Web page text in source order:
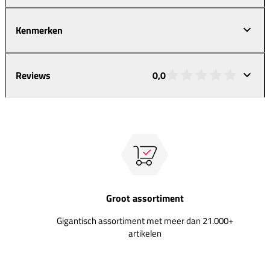
Kenmerken
Reviews 0,0
Groot assortiment
Gigantisch assortiment met meer dan 21.000+
artikelen